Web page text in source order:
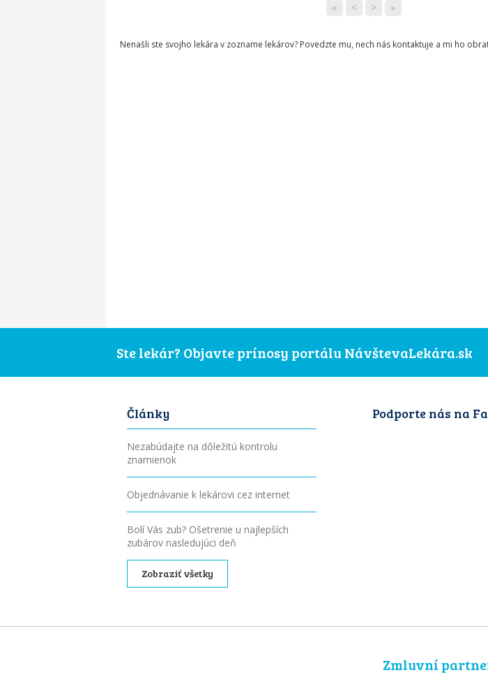
« < > »
Nenašli ste svojho lekára v zozname lekárov? Povedzte mu, nech nás kontaktuje a mi ho
Ste lekár? Objavte prínosy portálu NávštevaLekára.sk
Články
Nezabúdajte na dôležitú kontrolu
znamienok
Objednávanie k lekárovi cez internet
Bolí Vás zub? Ošetrenie u najlepších
zubárov nasledujúci deň
Zobraziť všetky
Podporte nás na
Zmluvní